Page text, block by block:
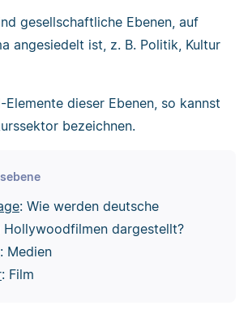
gesellschaftliche Ebenen, auf
angesiedelt ist, z. B. Politik, Kultur
dieser Ebenen, so kannst
bezeichnen.
: Wie werden deutsche
Hollywoodfilmen dargestellt?
: Medien
: Film